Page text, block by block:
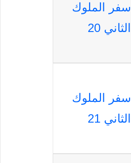
سفر الملوك
الثاني 20
سفر الملوك
الثاني 21